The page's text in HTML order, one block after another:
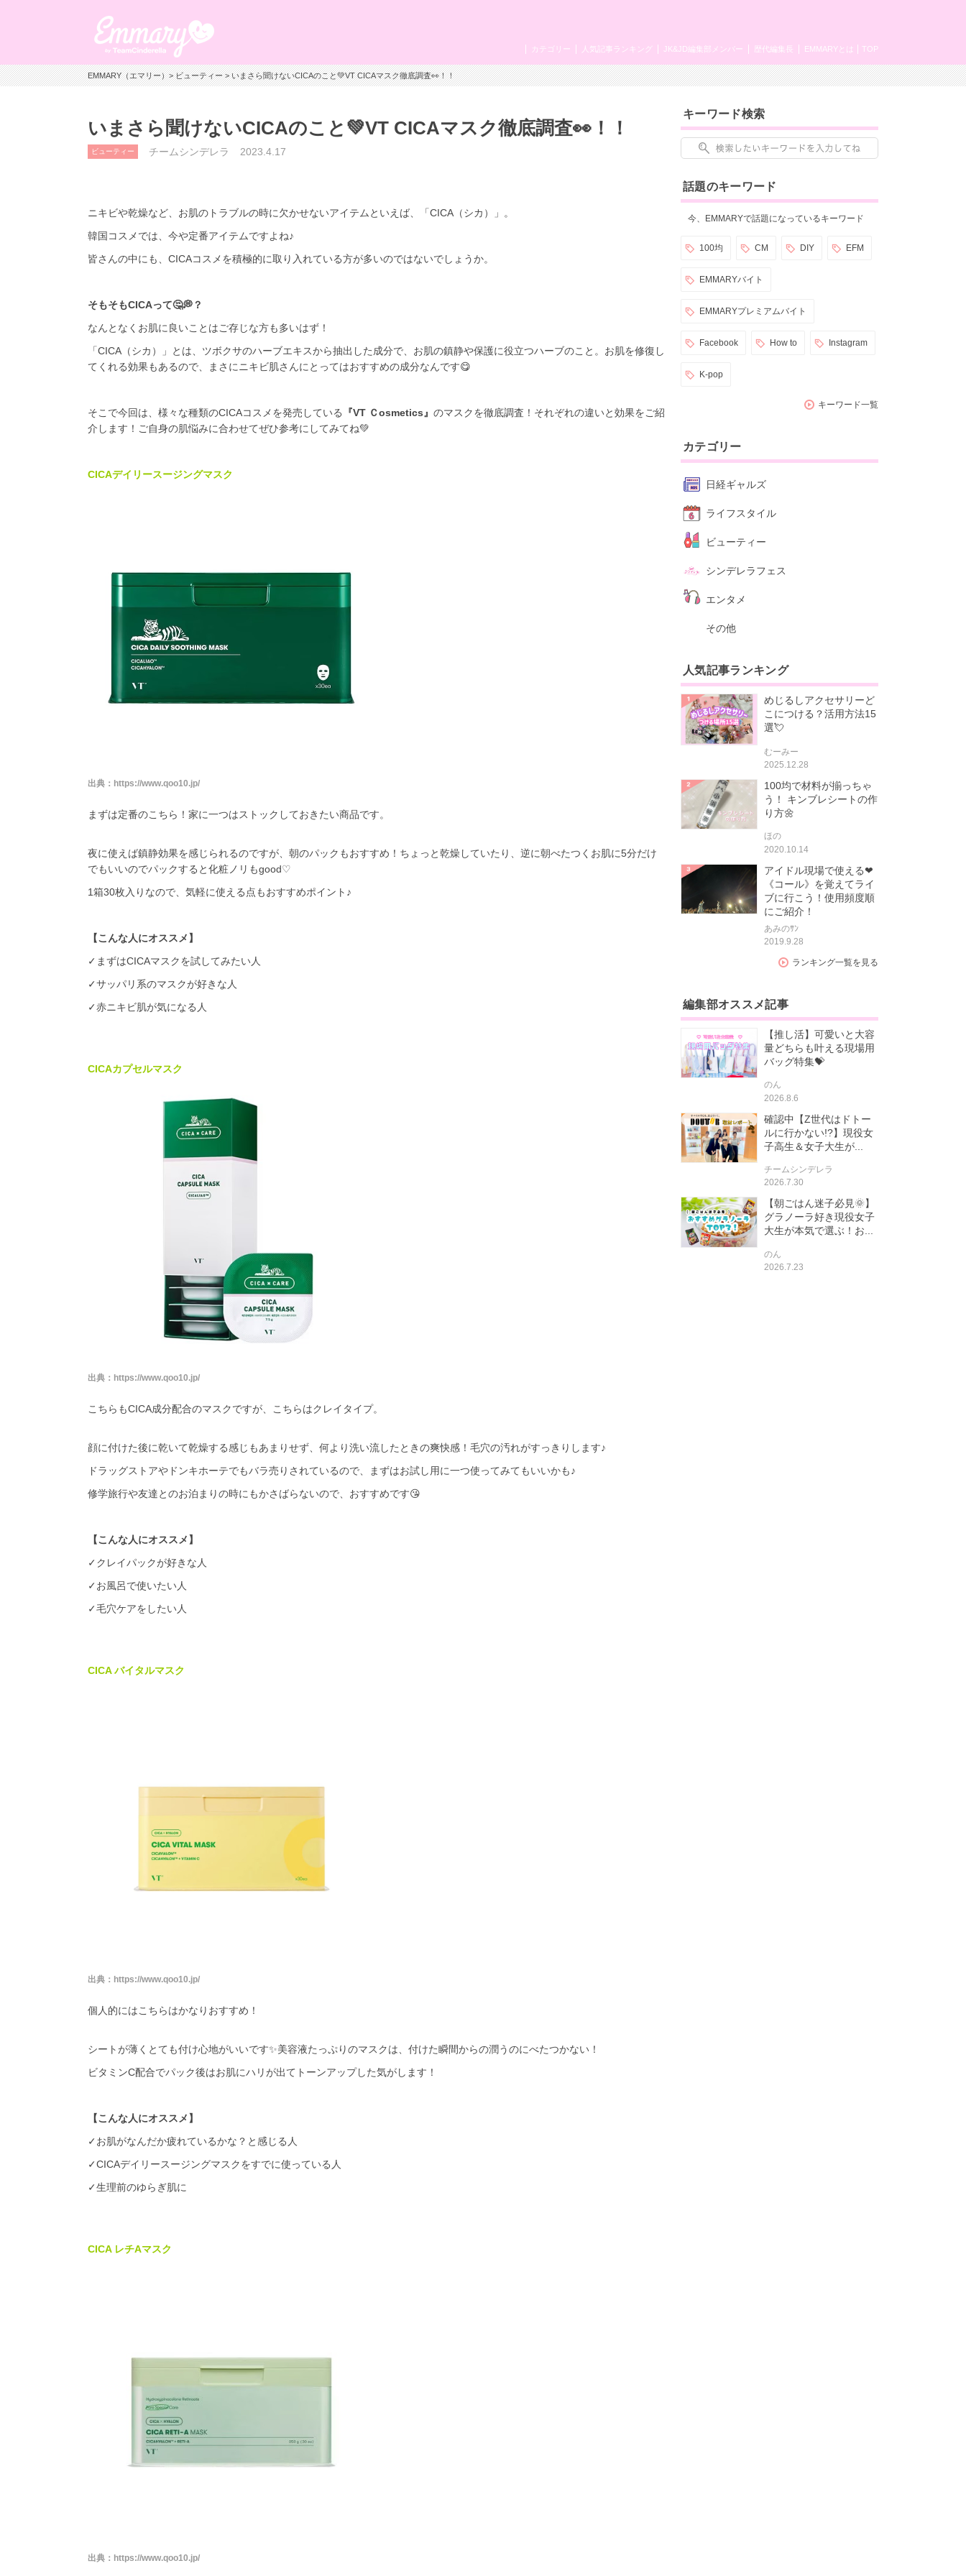
TOP
EMMARYとは
歴代編集長
JK&JD編集部メンバー
人気記事ランキング
カテゴリー
EMMARY（エマリー）>ビューティー> いまさら聞けないCICAのこと💚VT CICAマスク徹底調査👀！！
いまさら聞けないCICAのこと💚VT CICAマスク徹底調査👀！！
ビューティー チームシンデレラ 2023.4.17
ニキビや乾燥など、お肌のトラブルの時に欠かせないアイテムといえば、「CICA （シカ）」。
韓国コスメでは、今や定番アイテムですよね♪
皆さんの中にも、 CICAコスメを積極的に取り入れている方が多いのではないでしょうか。
そもそもCICAって🤔💭？
なんとなくお肌に良いことはご存じな方も多いはず！
「CICA （シカ）」とは、ツボクサのハーブエキスから抽出した成分で、お肌の鎮静や保護に役立つハーブのこと。お肌を修復し
てくれる効果もあるので、まさにニキビ肌さんにとってはおすすめの成分なんです😋
そこで今回は、様々な種類のCICAコスメを発売している 『VT Ｃosmetics』 のマスクを徹底調査！それぞれの違いと効果をご紹
介します！ご自身の肌悩みに合わせてぜひ参考にしてみてね💚
CICAデイリースージングマスク
出典： https://www.qoo10.jp/
まずは定番のこちら！家に一つはストックしておきたい商品です。
夜に使えば鎮静効果を感じられるのですが、朝のパックもおすすめ！ちょっと乾燥していたり、逆に朝べたつくお肌に5分だけ
でもいいのでパックすると化粧ノリもgood♡
1箱30枚入りなので、気軽に使える点もおすすめポイント♪
【こんな人にオススメ】
✓まずはCICAマスクを試してみたい人
✓サッパリ系のマスクが好きな人
✓赤ニキビ肌が気になる人
CICAカプセルマスク
出典： https://www.qoo10.jp/
こちらもCICA成分配合のマスクですが、こちらはクレイタイプ。
顔に付けた後に乾いて乾燥する感じもあまりせず、何より洗い流したときの爽快感！毛穴の汚れがすっきりします♪
ドラッグストアやドンキホーテでもバラ売りされているので、まずはお試し用に一つ使ってみてもいいかも♪
修学旅行や友達とのお泊まりの時にもかさばらないので、おすすめです😘
【こんな人にオススメ】
✓クレイパックが好きな人
✓お風呂で使いたい人
✓毛穴ケアをしたい人
CICA バイタルマスク
出典： https://www.qoo10.jp/
個人的にはこちらはかなりおすすめ！
シートが薄くとても付け心地がいいです✨美容液たっぷりのマスクは、付けた瞬間からの潤うのにべたつかない！
ビタミンC配合でパック後はお肌にハリが出てトーンアップした気がします！
【こんな人にオススメ】
✓お肌がなんだか疲れているかな？と感じる人
✓CICAデイリースージングマスクをすでに使っている人
✓生理前のゆらぎ肌に
CICA レチAマスク
出典： https://www.qoo10.jp/
キーワード検索
話題のキーワード
今、EMMARYで話題になっているキーワード
100均 CM DIY EFM
EMMARYバイト
EMMARYプレミアムバイト
Facebook How to Instagram
K-pop
キーワード一覧
カテゴリー
日経ギャルズ
ライフスタイル
ビューティー
シンデレラフェス
エンタメ
その他
人気記事ランキング
めじるしアクセサリーど
こにつける？活用方法15
選💘
むーみー
2025.12.28
100均で材料が揃っちゃ
う！ キンブレシートの作
り方🌼
ほの
2020.10.14
アイドル現場で使える❤
《コール》を覚えてライ
ブに行こう！使用頻度順
にご紹介！
あみのｻﾝ
2019.9.28
ランキング一覧を見る
編集部オススメ記事
【推し活】可愛いと大容
量どちらも叶える現場用
バッグ特集💝
のん
2026.8.6
確認中【Z世代はドトー
ルに行かない!?】現役女
子高生＆女子大生が...
チームシンデレラ
2026.7.30
【朝ごはん迷子必見🌞】
グラノーラ好き現役女子
大生が本気で選ぶ！お...
のん
2026.7.23